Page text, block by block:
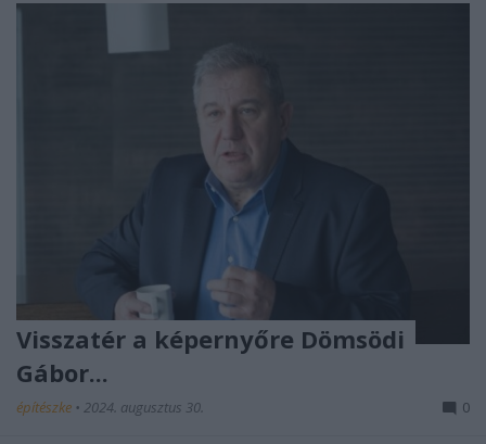
Visszatér a képernyőre Dömsödi
Gábor...
építészke • 2024. augusztus 30. 0